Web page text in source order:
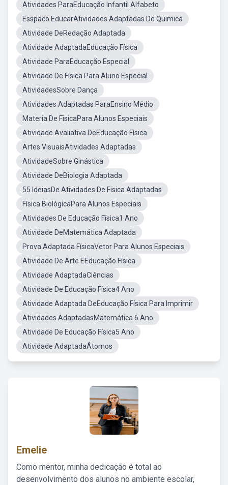
Atividades ParaEducação Infantil Alfabeto
Esspaco EducarAtividades Adaptadas De Quimica
Atividade DeRedação Adaptada
Atividade AdaptadaEducação Física
Atividade ParaEducação Especial
Atividade De Física Para Aluno Especial
AtividadesSobre Dança
Atividades Adaptadas ParaEnsino Médio
Materia De FisicaPara Alunos Especiais
Atividade Avaliativa DeEducação Física
Artes VisuaisAtividades Adaptadas
AtividadeSobre Ginástica
Atividade DeBiologia Adaptada
55 IdeiasDe Atividades De Fisica Adaptadas
Física BiológicaPara Alunos Especiais
Atividades De Educação Física1 Ano
Atividade DeMatemática Adaptada
Prova Adaptada FísicaVetor Para Alunos Especiais
Atividade De Arte EEducação Física
Atividade AdaptadaCiências
Atividade De Educação Física4 Ano
Atividade Adaptada DeEducação Física Para Imprimir
Atividades AdaptadasMatemática 6 Ano
Atividade De Educação Física5 Ano
Atividade AdaptadaÁtomos
Emelie
Como mentor, minha dedicação é total ao
desenvolvimento dos alunos no ambiente escolar,